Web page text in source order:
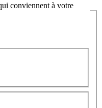
conviennent à votre